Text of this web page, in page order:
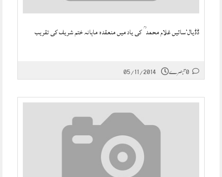
ڈڈیال‘سائیں غلام محمد ؒ کی یاد میں منعقدہ ماہانہ ختم شریف کی تقریب
05/11/2014